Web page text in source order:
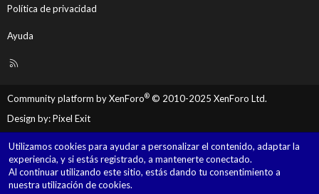
Política de privacidad
Ayuda
R
Community platform by XenForo® © 2010-2025 XenForo Ltd.
Design by:Pixel Exit
Utilizamos cookies para ayudar a personalizar el contenido, adaptar la
experiencia, y si estás registrado, a mantenerte conectado.
Al continuar utilizando este sitio, estás dando tu consentimiento a
nuestra utilización de cookies.